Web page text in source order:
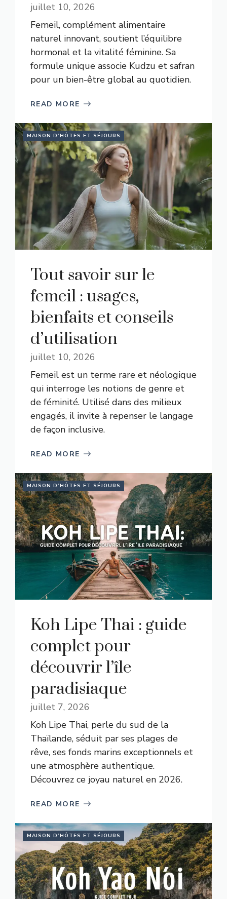
juillet 10, 2026
Femeil, complément alimentaire
naturel innovant, soutient l’équilibre
hormonal et la vitalité féminine. Sa
formule unique associe Kudzu et safran
pour un bien-être global au quotidien.
READ MORE
MAISON D’HÔTES ET SÉJOURS
Tout savoir sur le
femeil : usages,
bienfaits et conseils
d’utilisation
juillet 10, 2026
Femeil est un terme rare et néologique
qui interroge les notions de genre et
de féminité. Utilisé dans des milieux
engagés, il invite à repenser le langage
de façon inclusive.
READ MORE
MAISON D’HÔTES ET SÉJOURS
Koh Lipe Thai : guide
complet pour
découvrir l’île
paradisiaque
juillet 7, 2026
Koh Lipe Thai, perle du sud de la
Thaïlande, séduit par ses plages de
rêve, ses fonds marins exceptionnels et
une atmosphère authentique.
Découvrez ce joyau naturel en 2026.
READ MORE
MAISON D’HÔTES ET SÉJOURS